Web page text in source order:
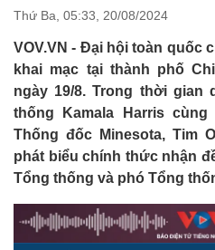
Thứ Ba, 05:33, 20/08/2024
VOV.VN - Đại hội toàn quốc
khai mạc tại thành phố
ngày 19/8. Trong thời gian
thống Kamala Harris
Thống đốc Minesota, Tim
phát biểu chính thức nhận
Tổng thống và phó Tổng